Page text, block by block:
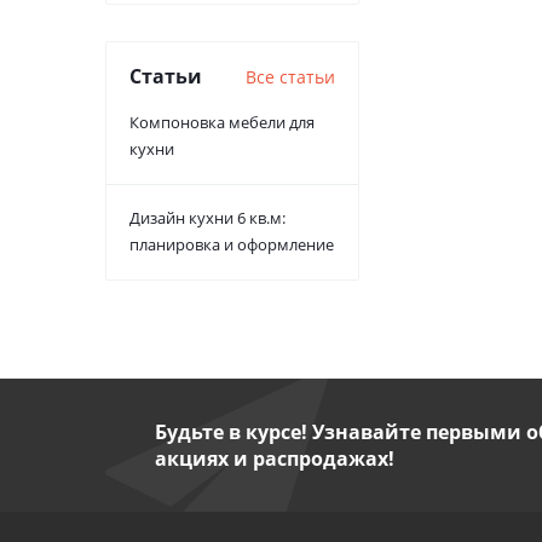
Статьи Все статьи
Компоновка мебели для
кухни
Дизайн кухни 6 кв.м:
планировка и оформление
Будьте в курсе! Узнавайте первыми
акциях и распродажах!